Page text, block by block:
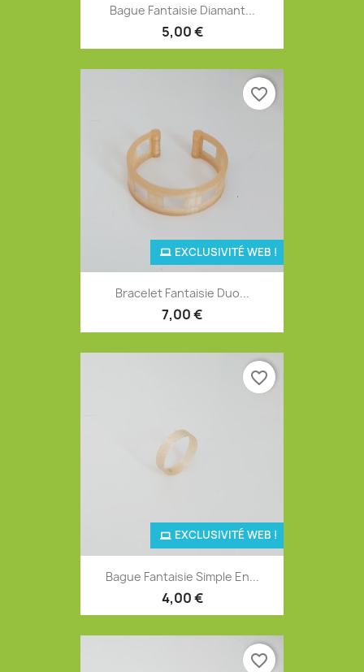
Bague Fantaisie Diamant...
5,00 €
Bracelet Fantaisie Duo...
7,00 €
EXCLUSIVITÉ WEB !
favorite_border
Bague Fantaisie Simple En...
4,00 €
EXCLUSIVITÉ WEB !
favorite_border
favorite_border